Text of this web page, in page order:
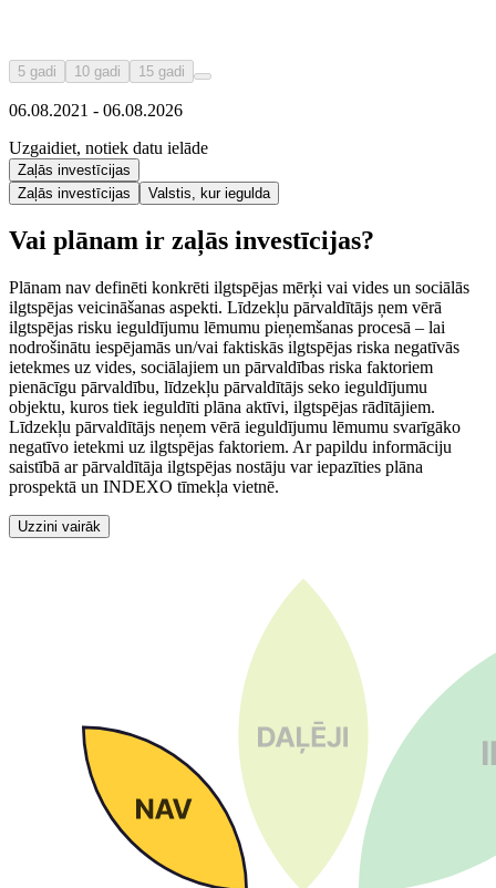
5 gadi 10 gadi 15 gadi
06.08.2021 - 06.08.2026
Uzgaidiet, notiek datu ielāde
Zaļās investīcijas
Zaļās investīcijas
Valstis, kur iegulda
Vai plānam ir zaļās investīcijas?
Plānam nav definēti konkrēti ilgtspējas mērķi vai vides un sociālās
ilgtspējas veicināšanas aspekti. Līdzekļu pārvaldītājs ņem vērā
ilgtspējas risku ieguldījumu lēmumu pieņemšanas procesā – lai
nodrošinātu iespējamās un/vai faktiskās ilgtspējas riska negatīvās
ietekmes uz vides, sociālajiem un pārvaldības riska faktoriem
pienācīgu pārvaldību, līdzekļu pārvaldītājs seko ieguldījumu
objektu, kuros tiek ieguldīti plāna aktīvi, ilgtspējas rādītājiem.
Līdzekļu pārvaldītājs neņem vērā ieguldījumu lēmumu svarīgāko
negatīvo ietekmi uz ilgtspējas faktoriem. Ar papildu informāciju
saistībā ar pārvaldītāja ilgtspējas nostāju var iepazīties plāna
prospektā un INDEXO tīmekļa vietnē.
Uzzini vairāk